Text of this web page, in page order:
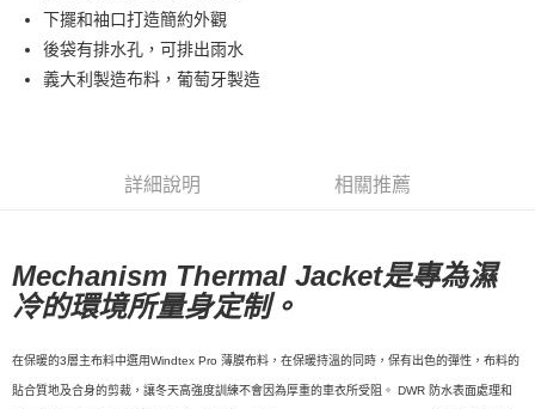
7-11店到店
每筆NT$80，滿NT$10,000(含以上)免運費
下擺和袖口打造簡約外觀
後袋有排水孔，可排出雨水
義大利製造布料，葡萄牙製造
詳細說明 相關推薦
Mechanism Thermal Jacket是專為濕
冷的環境所量身定制。
在保暖的3層主布料中選用Windtex Pro 薄膜布料，在保暖持溫的同時，保有出色的彈性，布料的
貼合質地及合身的剪裁，讓冬天高強度訓練不會因為厚重的車衣所受阻。 DWR 防水表面處理和